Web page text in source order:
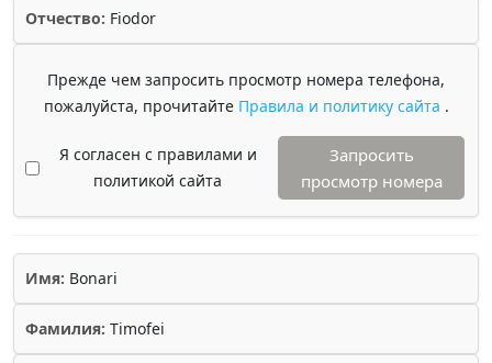
Отчество: Fiodor
Прежде чем запросить просмотр номера телефона,
пожалуйста, прочитайте Правила и политику сайта .
Я согласен с правилами и
политикой сайта
Запросить
просмотр номера
Имя: Bonari
Фамилия: Timofei